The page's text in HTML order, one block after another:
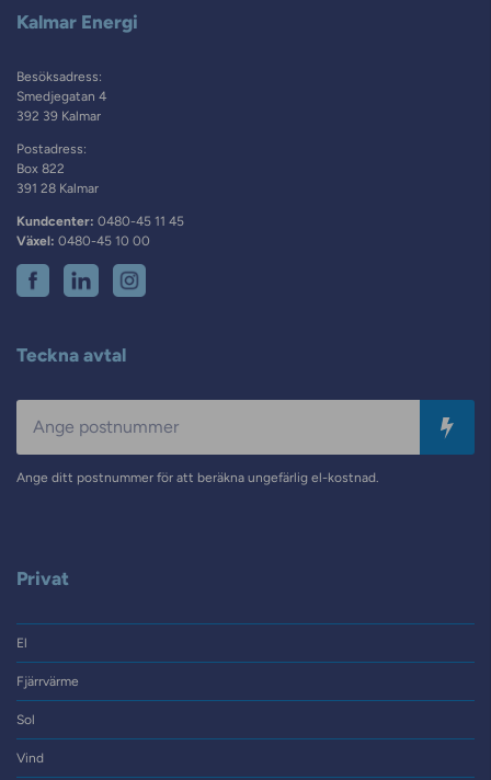
Kalmar Energi
Besöksadress:
Smedjegatan 4
392 39 Kalmar
Postadress:
Box 822
391 28 Kalmar
Kundcenter: 0480-45 11 45
Växel: 0480-45 10 00
Teckna avtal
Ange ditt postnummer för att beräkna ungefärlig el-kostnad.
Privat
El
Fjärrvärme
Sol
Vind